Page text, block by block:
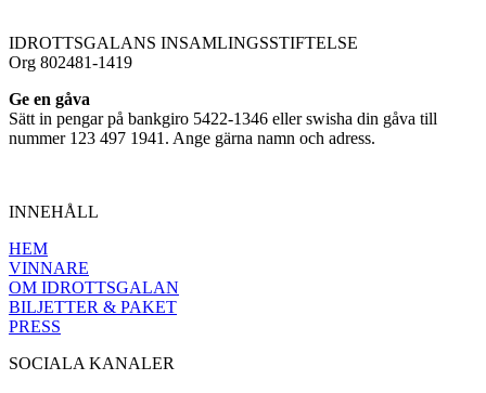
IDROTTSGALANS INSAMLINGSSTIFTELSE
Org 802481-1419
Ge en gåva
Sätt in pengar på bankgiro 5422-1346 eller swisha din gåva till
nummer 123 497 1941. Ange gärna namn och adress.
INNEHÅLL
HEM
VINNARE
OM IDROTTSGALAN
BILJETTER & PAKET
PRESS
SOCIALA KANALER